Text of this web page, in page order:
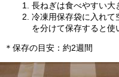
長ねぎは食べやすい大
冷凍用保存袋に入れて
を分けて保存すると使
＊保存の目安：約2週間